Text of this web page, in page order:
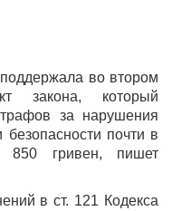
во втором
закона, который
за нарушения
почти в
гривен, пишет
в ст. 121 Кодекса